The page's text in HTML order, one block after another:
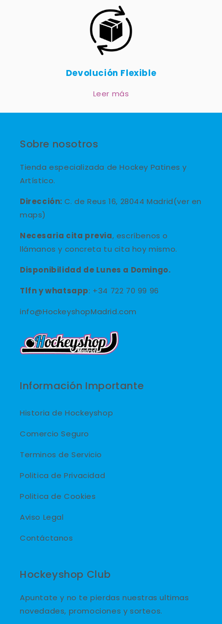
Devolución Flexible
Leer más
Sobre nosotros
Tienda especializada de Hockey Patines y
Artístico.
Dirección: C. de Reus 16, 28044 Madrid(ver en
maps)
Necesaria cita previa, escríbenos o
llámanos y concreta tu cita hoy mismo.
Disponibilidad de Lunes a Domingo.
Tlfn ywhatsapp: +34 722 70 99 96
info@HockeyshopMadrid.com
Información Importante
Historia de Hockeyshop
Comercio Seguro
Terminos de Servicio
Politica de Privacidad
Politica de Cookies
Aviso Legal
Contáctanos
Hockeyshop Club
Apuntate y no te pierdas nuestras ultimas
novedades, promociones y sorteos.